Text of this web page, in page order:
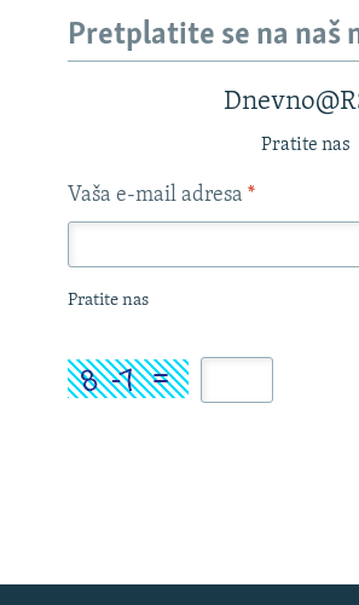
Pretplatite se na naš
Pratite nas
Vaša e-mail adresa *
Pratite nas